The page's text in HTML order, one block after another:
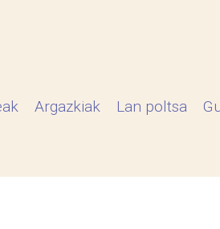
Argazkiak Lan poltsa